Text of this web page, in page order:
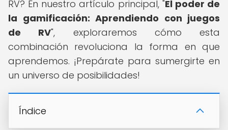
RV? En nuestro artículo principal, "El poder de
la gamificación: Aprendiendo con juegos
de RV", exploraremos cómo esta
combinación revoluciona la forma en que
aprendemos. ¡Prepárate para sumergirte en
un universo de posibilidades!
Índice